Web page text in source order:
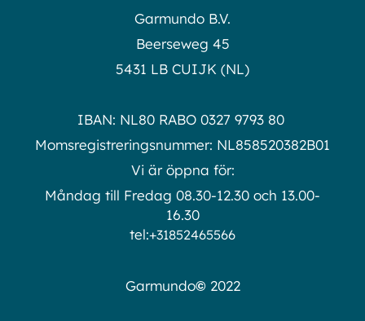
Newsletter:
Garmundo B.V.
Beerseweg 45
5431 LB CUIJK (NL)
IBAN: NL80 RABO 0327 9793 80
Momsregistreringsnummer: NL858520382B01
Vi är öppna för:
Måndag till Fredag 08.30-12.30 och 13.00-
16.30
tel:+31852465566
Garmundo©2022